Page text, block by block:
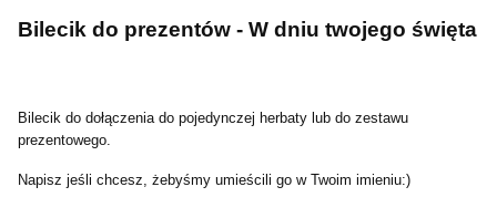
Bilecik do prezentów - W dniu twojego święta
Bilecik do dołączenia do pojedynczej herbaty lub do zestawu
prezentowego.
Napisz jeśli chcesz, żebyśmy umieścili go w Twoim imieniu:)